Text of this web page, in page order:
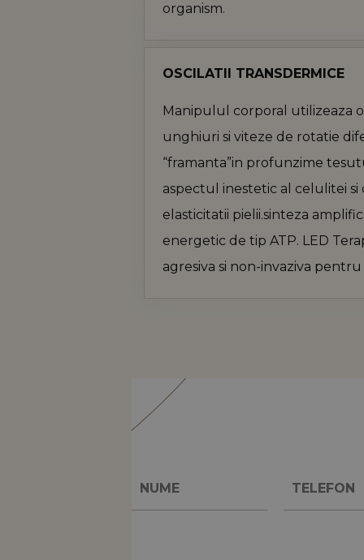
organism.
OSCILATII TRANSDERMICE
Manipulul corporal utilizeaza
unghiuri si viteze de rotatie
“framanta”in profunzime
aspectul inestetic al celulitei
elasticitatii pielii.sinteza
energetic de tip ATP. LED
agresiva si non-invaziva pentru
sbjs_migrations
sbjs_udata